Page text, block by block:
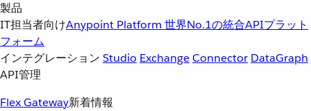
製品
IT担当者向けAnypoint Platform 世界No.1の統合APIプラット
フォーム
インテグレーション Studio ExchangeConnector DataGraph
API管理
Flex Gateway新着情報